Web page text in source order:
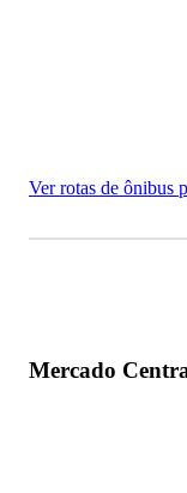
Ver rotas de ônibus
Mercado